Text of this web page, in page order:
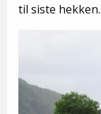
til siste hekken.